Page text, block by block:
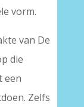
vorm.
van De
die
een
Zelfs